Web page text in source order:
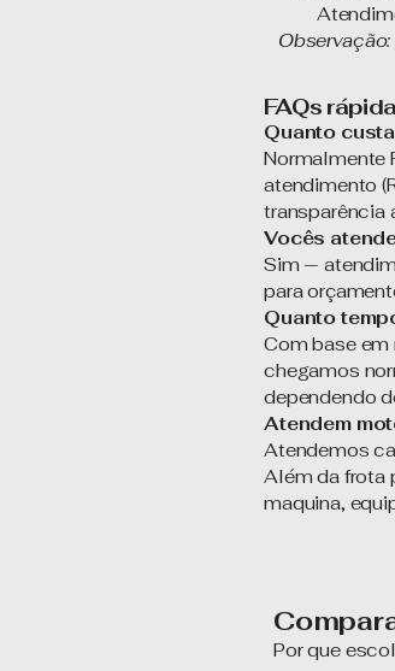
FAQs
Quanto
Normalmente
atendimento
transparência
Vocês
Sim —
para
Quanto
Com base
chegamos
dependendo
Atendem
Atendemos
Além da frota
maquina,
Por que